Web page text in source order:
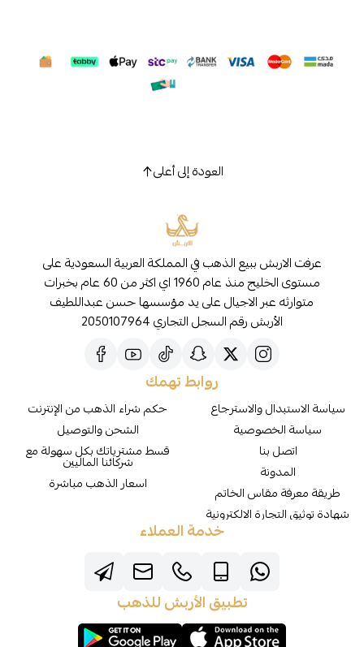
العودة إلى أعلى
عرفت الاربش ببيع الذهب في المملكة العربية السعودية على
مستوى الخليج منذ عام 1960 اي اكثر من 60 عام بخبرات
متوارثه عبر الاجيال على يد مؤسسها حسن عبداللطيف
الأربش رقم السجل التجاري 2050107964
روابط تهمك
سياسة الاستبدال والاسترجاع
سياسة الخصوصية
اتصل بنا
المدونة
طريقة معرفة مقاس الخاتم
شهادة توثيق التجارة الالكترونية
حكم شراء الذهب من الإنترنت
الشحن والتوصيل
قسط مشترياتك بكل سهولة مع
شركائنا الماليين
اسعار الذهب مباشرة
خدمة العملاء
تطبيق الأربش للذهب